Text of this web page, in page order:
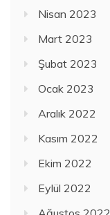
Nisan 2023
Mart 2023
Şubat 2023
Ocak 2023
Aralık 2022
Kasım 2022
Ekim 2022
Eylül 2022